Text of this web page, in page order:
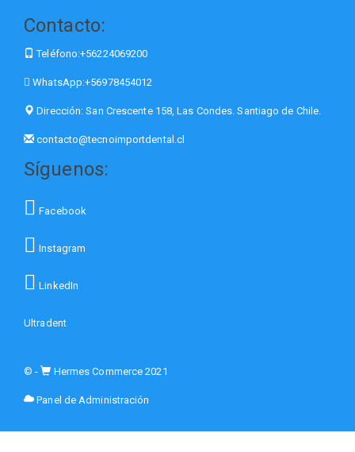
Contacto:
Teléfono:+56224069200
WhatsApp:+56978454012
Dirección:San Crescente 158, Las Condes. Santiago de Chile.
contacto@tecnoimportdental.cl
Síguenos:
Facebook
Instagram
LinkedIn
Ultradent
© - Hermes Commerce 2021
Panel de Administración